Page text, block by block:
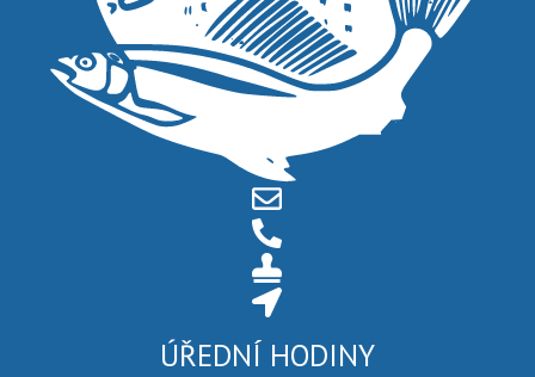
ÚŘEDNÍ HODINY